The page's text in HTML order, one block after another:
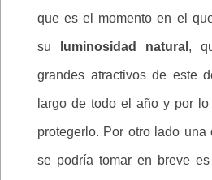
que es el momento en el
su luminosidad natural ,
grandes atractivos de este
largo de todo el año y por
protegerlo. Por otro lado
se podría tomar en breve